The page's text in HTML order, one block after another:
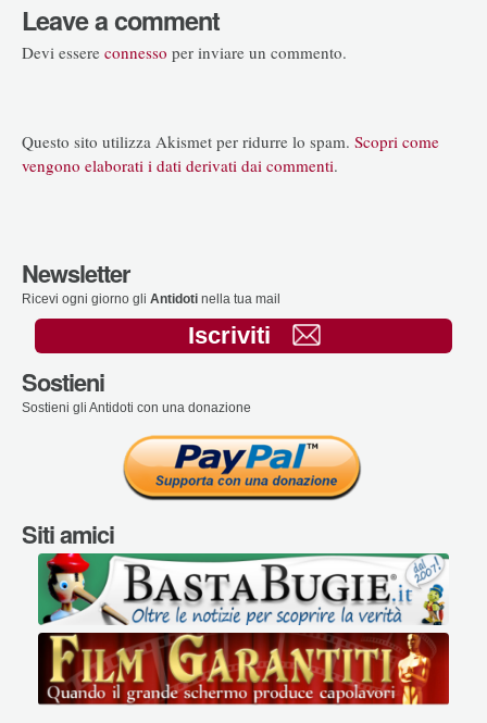
Leave a comment
Devi essere connesso per inviare un commento.
Questo sito utilizza Akismet per ridurre lo spam. Scopri come
vengono elaborati i dati derivati dai commenti.
Newsletter
Ricevi ogni giorno gli Antidoti nella tua mail
Iscriviti
Sostieni
Sostieni gli Antidoti con una donazione
Siti amici